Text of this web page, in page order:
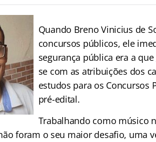
Quando Breno Vinicius de
concursos públicos, ele
segurança pública era a
se com as atribuições dos
estudos para os Concursos
pré-edital.
Trabalhando como músico
foram o seu maior desafio, uma